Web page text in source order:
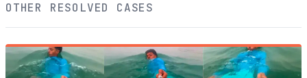
OTHER RESOLVED CASES